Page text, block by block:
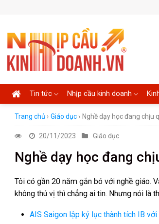
Tin tức Nhịp cầu kinh doanh
Trang chủ › Giáo dục › Nghề dạy học đang chịu
20/11/2023 Giáo dục
Nghề dạy học đang
Tôi có gần 20 năm gắn bó với nghề giáo.
không thú vị thì chẳng ai tin. Nhưng nói là
AIS Saigon lập kỷ lục thành tích IB